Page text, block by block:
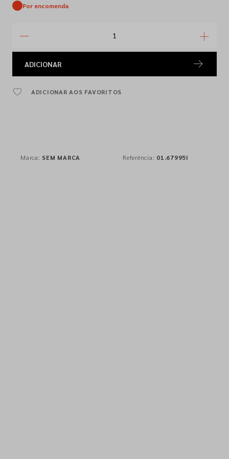
Por encomenda
ADICIONAR
ADICIONAR AOS FAVORITOS
Marca: SEM MARCA Referência: 01.67995I